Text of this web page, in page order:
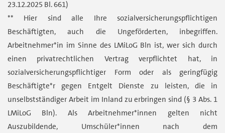
23.12.2025 Bl. 661)
** Hier sind alle Ihre sozialversicherungspflichtigen
Beschäftigten, auch die Ungeförderten, inbegriffen.
Arbeitnehmer*in im Sinne des LMiLoG Bln ist, wer sich durch
einen privatrechtlichen Vertrag verpflichtet hat, in
sozialversicherungspflichtiger Form oder als geringfügig
Beschäftigte*r gegen Entgelt Dienste zu leisten, die in
unselbstständiger Arbeit im Inland zu erbringen sind (§ 3 Abs. 1
LMiLoG Bln). Als Arbeitnehmer*innen gelten nicht
Auszubildende, Umschüler*innen nach dem